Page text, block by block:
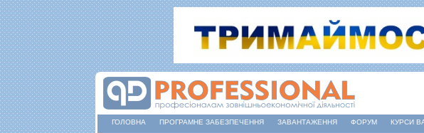
ГОЛОВНА ПРОГРАМНЕ ЗАБЕЗПЕЧЕННЯ ЗАВАНТАЖЕННЯ ФОРУМ КУРСИ